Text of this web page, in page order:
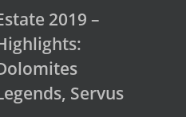
2019 –
Servus